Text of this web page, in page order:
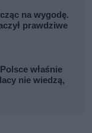
na wygodę.
prawdziwe
właśnie
nie wiedzą,